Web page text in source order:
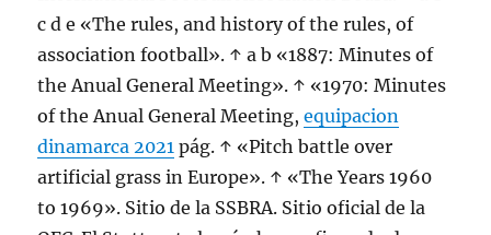
c d e «The rules, and history of the rules, of
association football». ↑ a b «1887: Minutes of
the Anual General Meeting». ↑ «1970: Minutes
of the Anual General Meeting,equipacion
dinamarca 2021 pág. ↑ «Pitch battle over
artificial grass in Europe». ↑ «The Years 1960
to 1969». Sitio de la SSBRA. Sitio oficial de la